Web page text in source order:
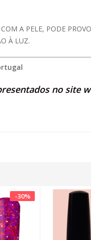
A PELE, PODE
À LUZ.
no site
-30%